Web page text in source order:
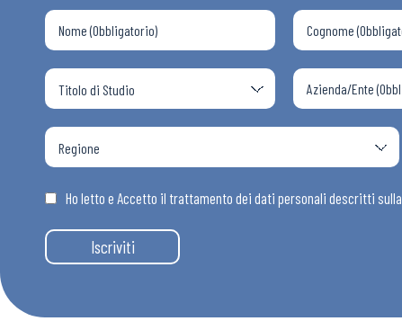
Bollettini
Articoli
Osservatori
Ho letto e Accetto il trattamento dei dati personali descritti
Iscriviti